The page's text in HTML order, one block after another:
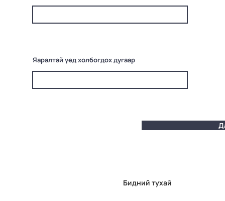
Яаралтай үед холбогдох дугаар
Бидний тухай